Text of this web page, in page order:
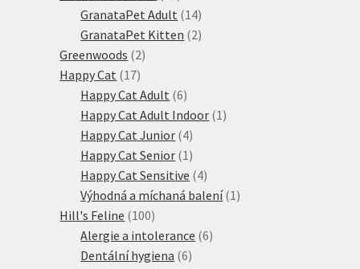
produktů
GranataPet Adult 1414
produktů
GranataPet Kitten 22
Greenwoods 22
Happy Cat 1717
produktů
Happy Cat Adult 66
produktů
Happy Cat Adult Indoor 1 1
Happy Cat Junior 44
produkty
Happy Cat Senior 1 1
produkt
Happy Cat Sensitive 44
produkty
Výhodná a míchaná balení 1 1
Hill's Feline 100100
produktů
Alergie a intolerance 66
Dentální hygiena 66